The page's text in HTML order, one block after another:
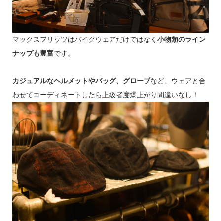
マックスフリッツはバイクウェアだけではなく 小物類のライン
ナップも豊富です。
カジュアルなヘルメットやバッグ、グローブなど、ウェアと合
わせてコーディネートしたら上級者度爆上がり間違いなし！